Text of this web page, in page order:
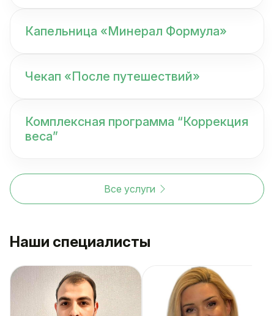
Капельница «Минерал Формула»
Чекап «После путешествий»
Комплексная программа “Коррекция
веса”
Все услуги
Наши специалисты